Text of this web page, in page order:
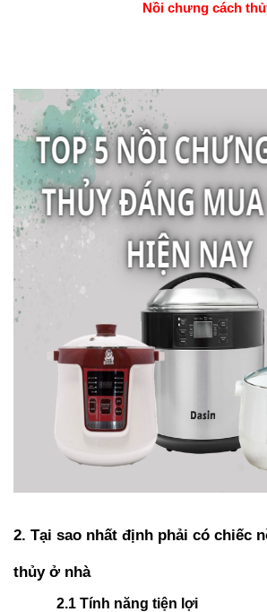
Nồi chưng cách
2. Tại sao nhất định phải có chiếc
thủy ở nhà
2.1 Tính năng tiện lợi